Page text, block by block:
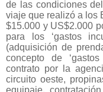
de las condiciones
viaje que realizó a los
$15.000 y US$2.000
para los ‘gastos
(adquisición de
concepto de
contrato por la
circuito oeste,
equipaje,